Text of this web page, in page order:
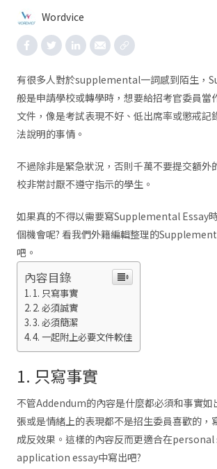
Wordvice
有很多人對於supplemental一詞感到陌生，
般是申請學校或轉學時，想要給招考官委員當
文件，像是考試表現不好、低出席率或懲戒記
法說明的事情。
不過除非是緊急狀況，否則千萬不要提交額外
校非常討厭不遵守指示的學生。
如果真的不得以需要寫Supplemental Essay
個機會呢? 看我們外籍編輯整理的
吧。
內容目錄
1. 只寫事實
2. 必須誠實
3. 必須簡潔
4. 一起附上必要文件較佳
1. 只寫事實
不管Addendum的內容是什麼都必須和事實如
張或是情緒上的表現都不是招生委員喜歡的，
成反效果。這樣的內容反而更適合在
application essay中寫出吧?